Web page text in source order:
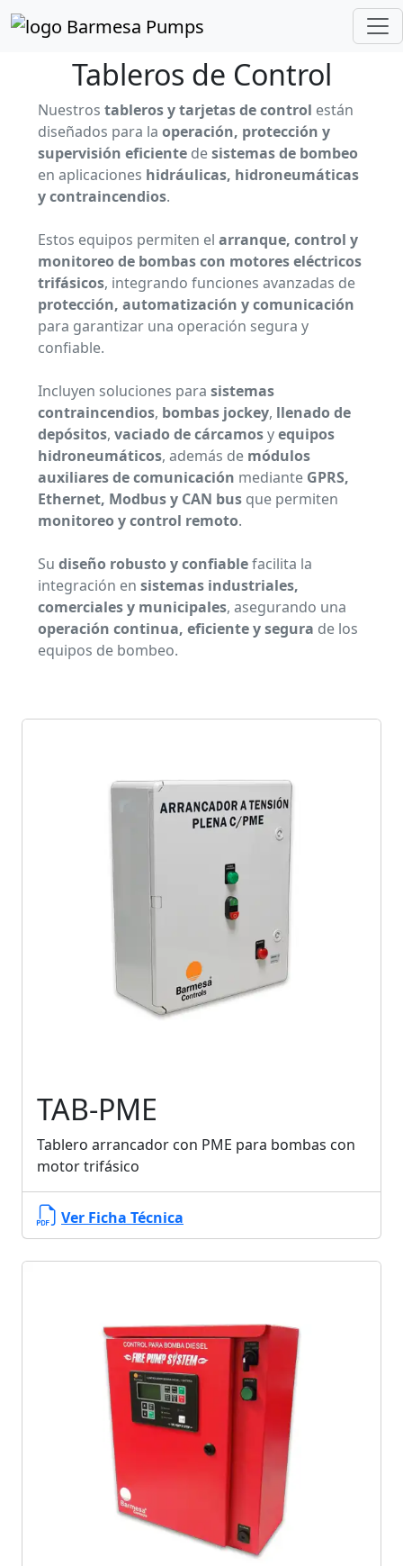
Inicio Catálogo de Productos Tableros de Control
Tableros de Control
Nuestros tableros y tarjetas de control están
diseñados para la operación, protección y
supervisión eficientedesistemas de bombeo
en aplicaciones hidráulicas, hidroneumáticas
y contraincendios.
Estos equipos permiten el arranque, control y
monitoreo de bombas con motores eléctricos
trifásicos, integrando funciones avanzadas de
protección, automatización y comunicación
para garantizar una operación segura y
confiable.
Incluyen soluciones para sistemas
contraincendios, bombas jockey, llenado de
depósitos, vaciado de cárcamosyequipos
hidroneumáticos, además de módulos
auxiliares de comunicación mediante GPRS,
Ethernet, Modbus y CAN busque permiten
monitoreo y control remoto.
Su diseño robusto y confiablefacilita la
integración en sistemas industriales,
comerciales y municipales, asegurando una
operación continua, eficiente y segura de los
equipos de bombeo.
TAB-PME
Tablero arrancador con PME para bombas con
motor trifásico
Ver Ficha Técnica